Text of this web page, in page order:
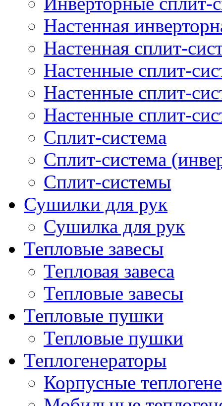
Настенная
Настенная сплит-
Настенные сплит-
Настенные сплит-
Настенные сплит-
Сплит-система
Сплит-система
Сплит-системы
Сушилки для рук
Сушилка для рук
Тепловые завесы
Тепловая завеса
Тепловые завесы
Тепловые пушки
Тепловые пушки
Теплогенераторы
Корпусные